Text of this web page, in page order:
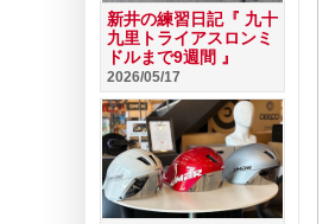
新井の練習日記『 九十
九里トライアスロンミ
ドルまで9週間 』
2026/05/17